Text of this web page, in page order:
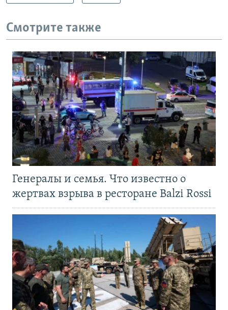
Смотрите также
Генералы и семья. Что известно о
жертвах взрыва в ресторане Balzi Rossi